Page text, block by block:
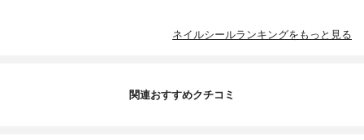
ネイルシールランキングをもっと見る
関連おすすめクチコミ